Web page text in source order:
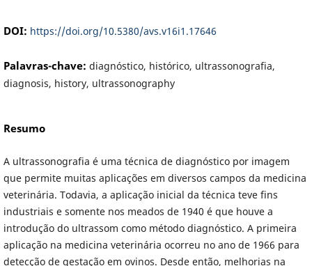
DOI: https://doi.org/10.5380/avs.v16i1.17646
Palavras-chave: diagnóstico, histórico, ultrassonografia,
diagnosis, history, ultrassonography
Resumo
A ultrassonografia é uma técnica de diagnóstico por imagem
que permite muitas aplicações em diversos campos da medicina
veterinária. Todavia, a aplicação inicial da técnica teve fins
industriais e somente nos meados de 1940 é que houve a
introdução do ultrassom como método diagnóstico. A primeira
aplicação na medicina veterinária ocorreu no ano de 1966 para
detecção de gestação em ovinos. Desde então, melhorias na